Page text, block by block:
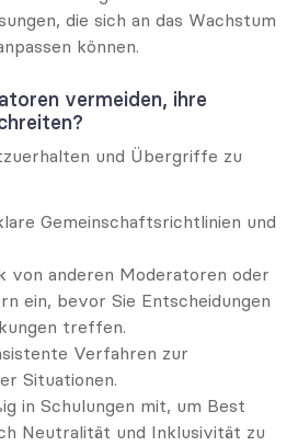
die sich an das Wachstum
können.
vermeiden, ihre
und Übergriffe zu
Gemeinschaftsrichtlinien und
von anderen Moderatoren oder
ein, bevor Sie Entscheidungen
treffen.
Verfahren zur
Situationen.
in Schulungen mit, um Best
Neutralität und Inklusivität zu